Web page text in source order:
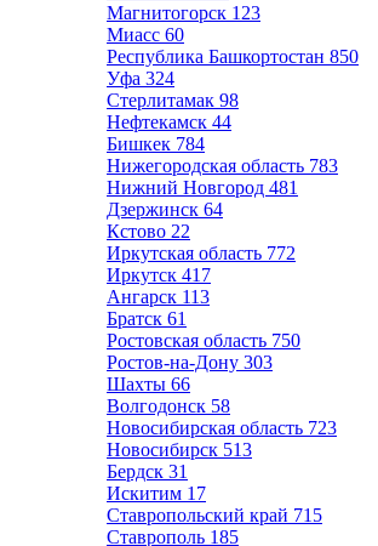
Магнитогорск 123
Миасс 60
Республика Башкортостан 850
Уфа 324
Стерлитамак 98
Нефтекамск 44
Бишкек 784
Нижегородская область 783
Нижний Новгород 481
Дзержинск 64
Кстово 22
Иркутская область 772
Иркутск 417
Ангарск 113
Братск 61
Ростовская область 750
Ростов-на-Дону 303
Шахты 66
Волгодонск 58
Новосибирская область 723
Новосибирск 513
Бердск 31
Искитим 17
Ставропольский край 715
Ставрополь 185